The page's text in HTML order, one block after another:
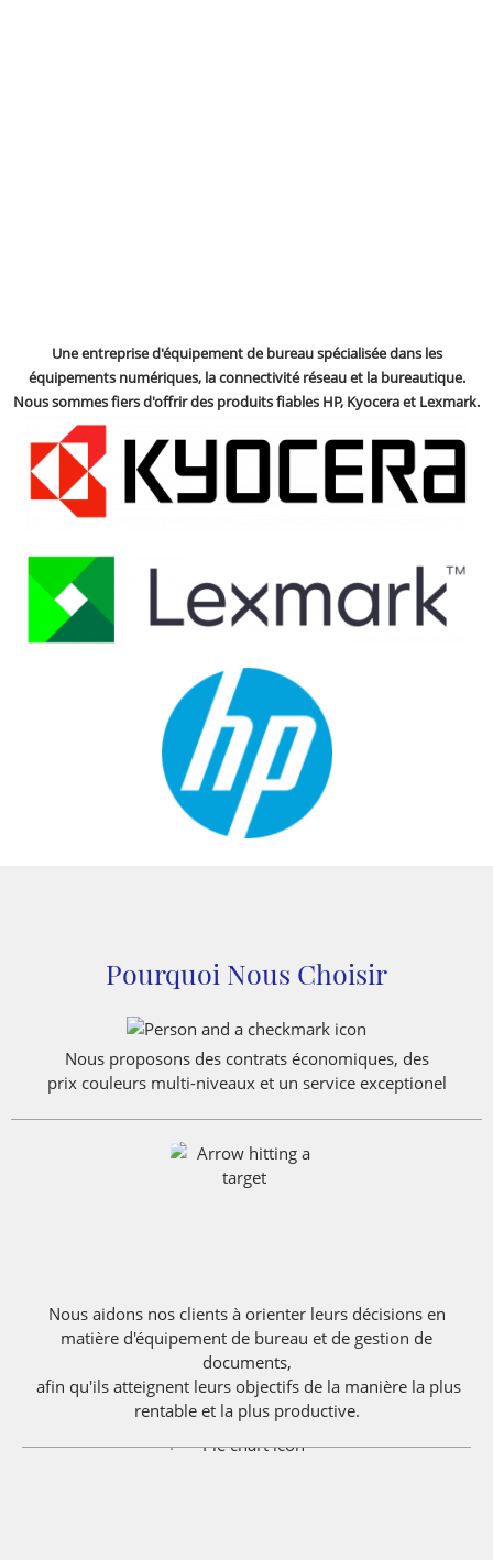
Une entreprise d'équipement de bureau spécialisée dans les
équipements numériques, la connectivité réseau et la bureautique.
Nous sommes fiers d'offrir des produits fiables HP, Kyocera et Lexmark.
Pourquoi Nous Choisir
Nous proposons des contrats économiques, des
prix couleurs multi-niveaux et un service exceptionel
Nous aidons nos clients à orienter leurs décisions en
matière d'équipement de bureau et de gestion de
documents,
afin qu'ils atteignent leurs objectifs de la manière la plus
rentable et la plus productive.